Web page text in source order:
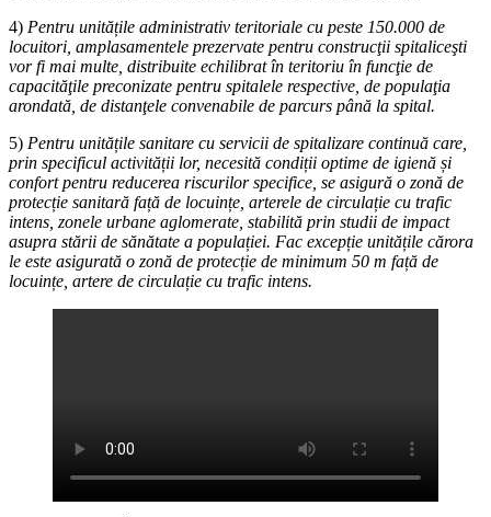
4) Pentru unitățile administrativ teritoriale cu peste 150.000 de
locuitori, amplasamentele prezervate pentru construcţii spitaliceşti
vor fi mai multe, distribuite echilibrat în teritoriu în funcţie de
capacităţile preconizate pentru spitalele respective, de populaţia
arondată, de distanţele convenabile de parcurs până la spital.
5) Pentru unitățile sanitare cu servicii de spitalizare continuă care,
prin specificul activității lor, necesită condiții optime de igienă și
confort pentru reducerea riscurilor specifice, se asigură o zonă de
protecție sanitară față de locuințe, arterele de circulație cu trafic
intens, zonele urbane aglomerate, stabilită prin studii de impact
asupra stării de sănătate a populației. Fac excepție unitățile cărora
le este asigurată o zonă de protecție de minimum 50 m față de
locuințe, artere de circulație cu trafic intens.